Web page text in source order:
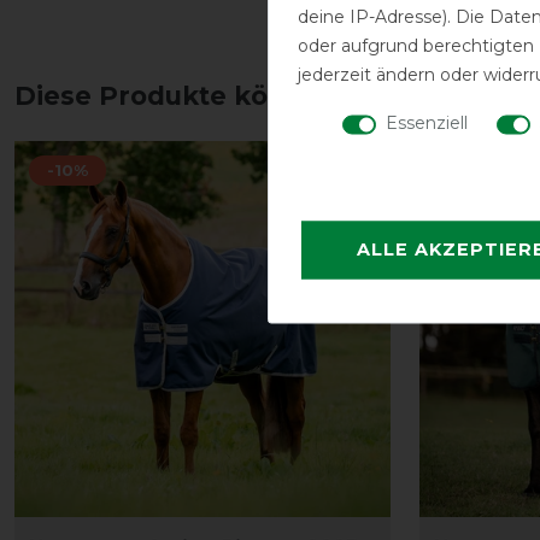
Diese Produkte könnten dich auch
-10%
deine IP-Adresse). Die
oder aufgrund berechtigten
jederzeit ändern oder
Essenziell
ALLE